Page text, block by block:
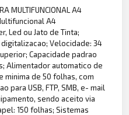
MULTIFUNCIONAL A4
A4
Led ou Jato de Tinta;
Velocidade: 34
Capacidade padrao
Alimentador automatico de
minima de 50 folhas, com
para USB, FTP, SMB, e- mail
sendo aceito via
150 folhas; Sistemas